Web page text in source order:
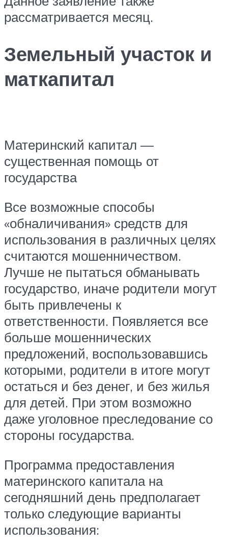
рассматривается месяц.
Земельный участок и
маткапитал
Материнский капитал —
существенная помощь от
государства
Все возможные способы
«обналичивания» средств для
использования в различных целях
считаются мошенничеством.
Лучше не пытаться обманывать
государство, иначе родители могут
быть привлечены к
ответственности. Появляется все
больше мошеннических
предложений, воспользовавшись
которыми, родители в итоге могут
остаться и без денег, и без жилья
для детей. При этом возможно
даже уголовное преследование со
стороны государства.
Программа предоставления
материнского капитала на
сегодняшний день предполагает
только следующие варианты
использования: